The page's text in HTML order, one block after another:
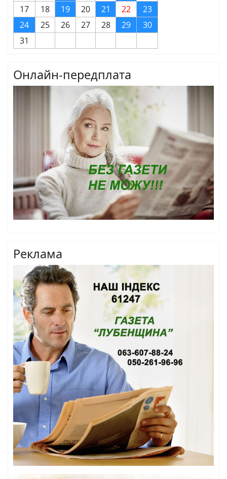
17
18 19 20 21 22
23
24
25 26 27 28 29
30
31
Онлайн-передплата
Реклама